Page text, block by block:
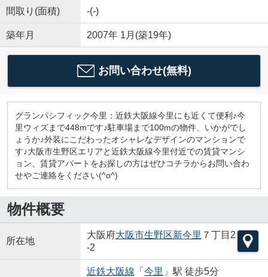
間取り(面積) -(-)
築年月 2007年 1月(築19年)
お問い合わせ(無料)
グランパシフィック今里：近鉄大阪線今里にも近くて便利♪今
里ウィズまで448mです♪駐車場まで100mの物件、いかがでし
ょうか♪外装にこだわったオシャレなデザインのマンションで
す♪大阪市生野区エリアと近鉄大阪線今里付近での賃貸マンシ
ョン、賃貸アパートをお探しの方はぜひコチラからお問い合わ
せやご連絡をください(^o^)
物件概要
所在地
大阪府大阪市生野区新今里 ７丁目2
-2
近鉄大阪線 「 今里 」駅 徒歩5分